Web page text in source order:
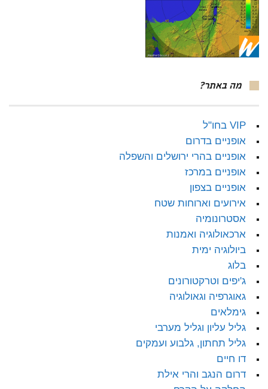
מה באתר?
VIP בחו"ל
אופניים בדרום
אופניים בהרי ירושלים והשפלה
אופניים במרכז
אופניים בצפון
אירועים וארוחות שטח
אסטרונומיה
ארכאולוגיה ואמנות
ביולוגיה ימית
בלוג
ג'יפים וטרקטורונים
גאוגרפיה וגאולוגיה
גימלאים
גליל עליון וגליל מערבי
גליל תחתון, גלבוע ועמקים
דו חיים
דרום הנגב והרי אילת